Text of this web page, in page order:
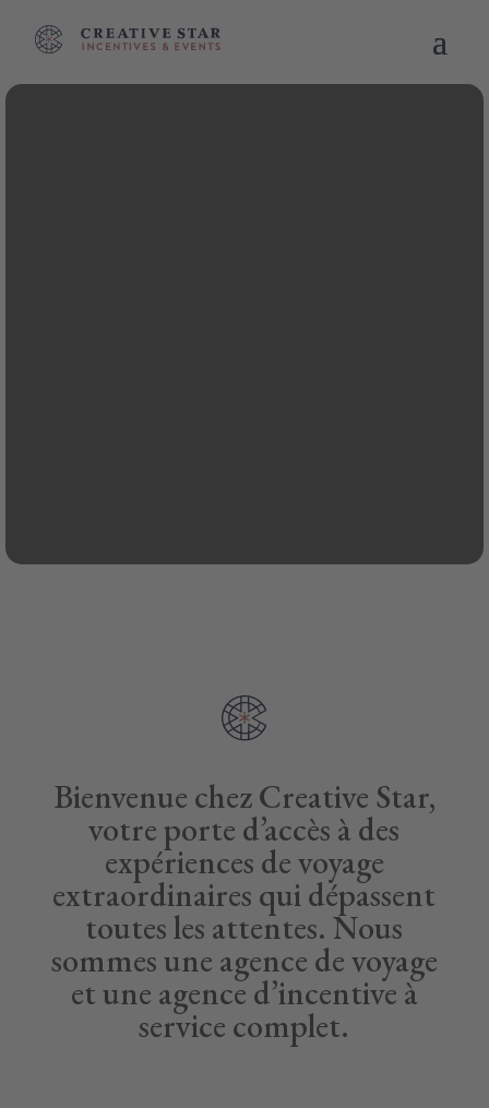
Bienvenue chez Creative Star,
votre porte d’accès à des
expériences de voyage
extraordinaires qui dépassent
toutes les attentes. Nous
sommes une agence de voyage
et une agence d’incentive à
service complet.